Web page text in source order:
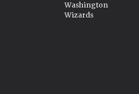
Washington
Wizards